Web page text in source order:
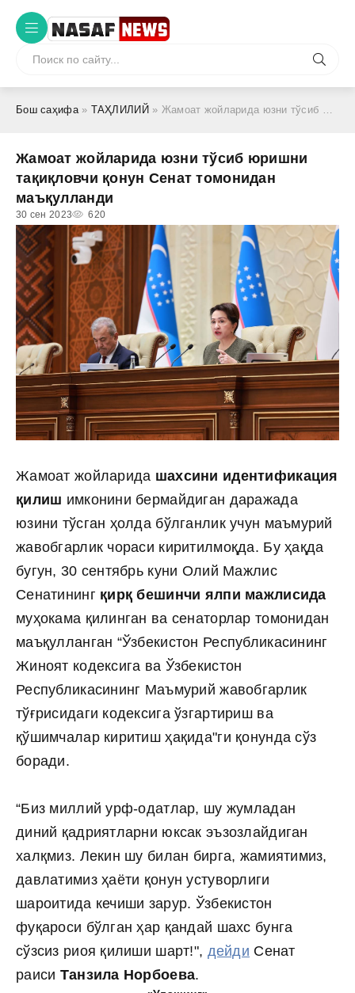
Бош саҳифа» ТАҲЛИЛИЙ » Жамоат жойларида юзни тўсиб юришни тақиқловчи қонун Сенат томонидан маъқулланди
Жамоат жойларида юзни тўсиб юришни
тақиқловчи қонун Сенат томонидан
маъқулланди
30 сен 2023 620
Жамоат жойларида шахсини идентификация
қилиш имконини бермайдиган даражада
юзини тўсган ҳолда бўлганлик учун маъмурий
жавобгарлик чораси киритилмоқда. Бу ҳақда
бугун, 30 сентябрь куни Олий Мажлис
Сенатининг қирқ бешинчи ялпи мажлисида
муҳокама қилинган ва сенаторлар томонидан
маъқулланган “Ўзбекистон Республикасининг
Жиноят кодексига ва Ўзбекистон
Республикасининг Маъмурий жавобгарлик
тўғрисидаги кодексига ўзгартириш ва
қўшимчалар киритиш ҳақида"ги қонунда сўз
боради.
“Биз миллий урф-одатлар, шу жумладан
диний қадриятларни юксак эъзозлайдиган
халқмиз. Лекин шу билан бирга, жамиятимиз,
давлатимиз ҳаёти қонун устуворлиги
шароитида кечиши зарур. Ўзбекистон
фуқароси бўлган ҳар қандай шахс бунга
сўзсиз риоя қилиши шарт!", дейди Сенат
раиси Танзила Норбоева.